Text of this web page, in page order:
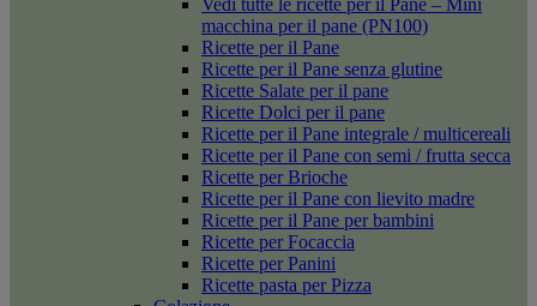
Vedi tutte le ricette per il Pane – Mini
macchina per il pane (PN100)
Ricette per il Pane
Ricette per il Pane senza glutine
Ricette Salate per il pane
Ricette Dolci per il pane
Ricette per il Pane integrale / multicereali
Ricette per il Pane con semi / frutta secca
Ricette per Brioche
Ricette per il Pane con lievito madre
Ricette per il Pane per bambini
Ricette per Focaccia
Ricette per Panini
Ricette pasta per Pizza